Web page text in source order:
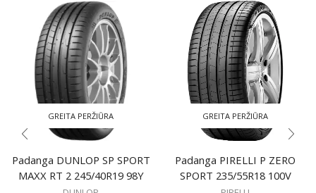
GREITA PERŽIŪRA
Padanga DUNLOP SP SPORT
MAXX RT 2 245/40R19 98Y
GREITA PERŽIŪRA
Padanga PIRELLI P ZERO
SPORT 235/55R18 100V